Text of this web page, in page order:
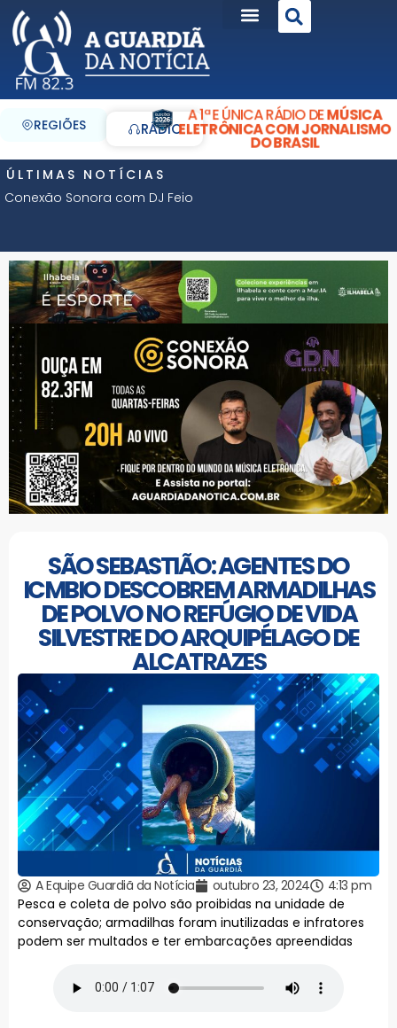
REGIÕES RÁDIO
A 1ª E ÚNICA RÁDIO DEMÚSICA
ELETRÔNICA COM JORNALISMO
DO BRASIL
ÚLTIMAS NOTÍCIAS
Conexão Sonora com DJ Feio
SÃO SEBASTIÃO: AGENTES DO
ICMBIO DESCOBREM ARMADILHAS
DE POLVO NO REFÚGIO DE VIDA
SILVESTRE DO ARQUIPÉLAGO DE
ALCATRAZES
A Equipe Guardiã da Notícia outubro 23, 2024
4:13 pm
Pesca e coleta de polvo são proibidas na unidade de
conservação; armadilhas foram inutilizadas e infratores
podem ser multados e ter embarcações apreendidas